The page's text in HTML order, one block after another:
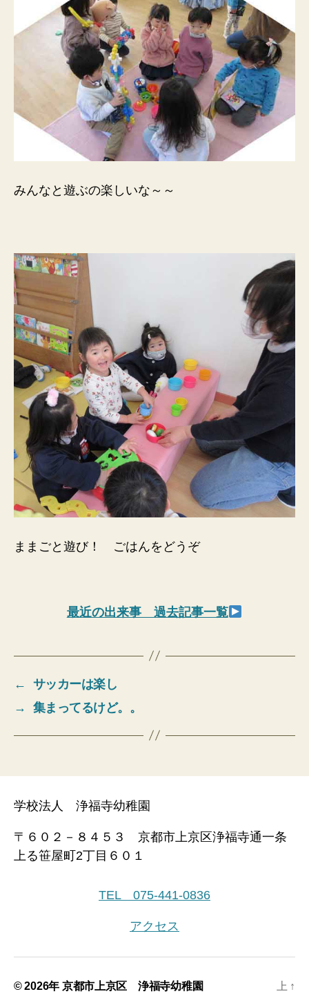
みんなと遊ぶの楽しいな～～
ままごと遊び！ ごはんをどうぞ
最近の出来事 過去記事一覧
←
サッカーは楽し
→
集まってるけど。。
学校法人 浄福寺幼稚園
〒６０２－８４５３ 京都市上京区浄福寺通一条
上る笹屋町2丁目６０１
TEL 075-441-0836
アクセス
© 2026年 京都市上京区 浄福寺幼稚園 上 ↑